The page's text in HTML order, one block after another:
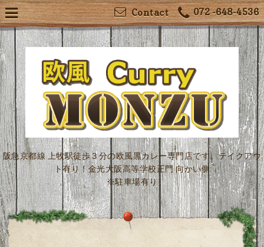
072 -648-4536
Contact
阪急京都線 上牧駅徒歩３分の欧風黒カレー専門店です。テイクアウ
ト有り！金光大阪高等学校正門 向かい側
※駐車場有り